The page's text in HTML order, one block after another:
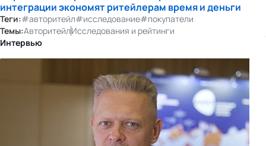
интеграции экономят ритейлерам время и деньги
Теги:#авторитейл#исследование#покупатели
Темы:АвторитейлИсследования и рейтинги
Интервью